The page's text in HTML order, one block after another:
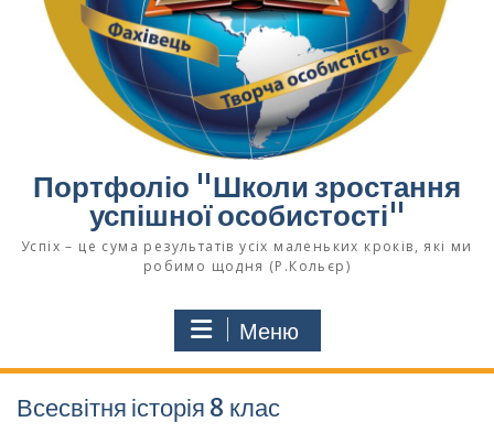
Портфоліо "Школи зростання
успішної особистості"
Успіх – це сума результатів усіх маленьких кроків, які ми
робимо щодня (Р.Кольєр)
Меню
Всесвітня історія 8 клас